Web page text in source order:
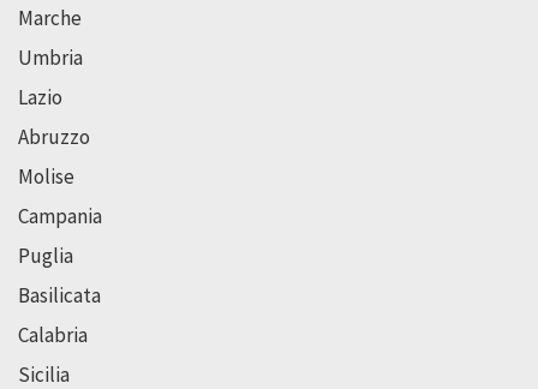
Marche
Umbria
Lazio
Abruzzo
Molise
Campania
Puglia
Basilicata
Calabria
Sicilia